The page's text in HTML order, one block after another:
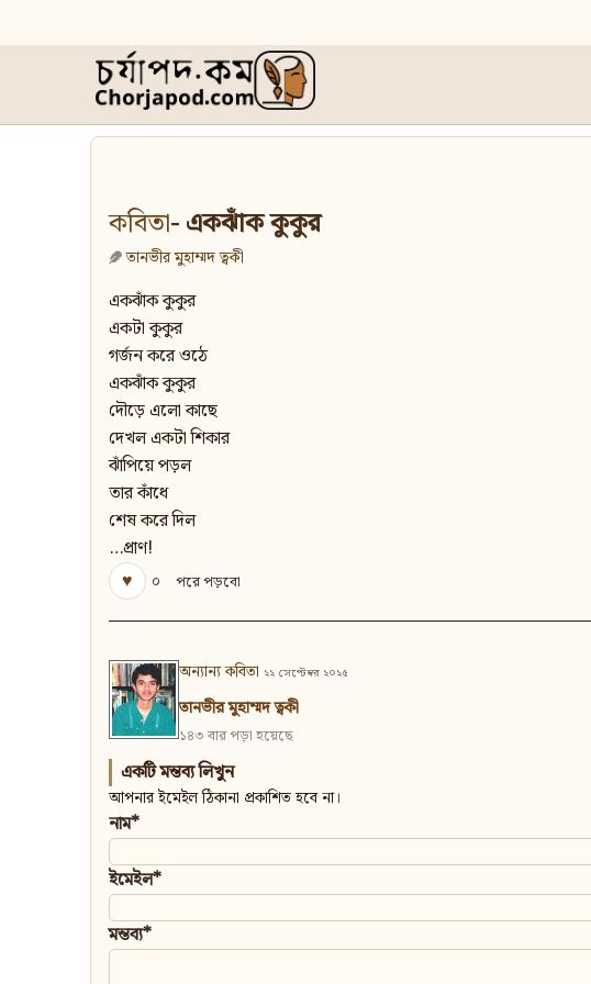
কবিতা- একঝাঁক কুকুর
তানভীর মুহাম্মদ ত্বকী
একঝাঁক কুকুর
একটা কুকুর
গর্জন করে ওঠে
একঝাঁক কুকুর
দৌড়ে এলো কাছে
দেখল একটা শিকার
ঝাঁপিয়ে পড়ল
তার কাঁধে
শেষ করে দিল
…প্রাণ!
♥
০ পরে পড়বো
অন্যান্য কবিতা ২২ সেপ্টেম্বর ২০২৫
তানভীর মুহাম্মদ ত্বকী
১৪৩ বার পড়া হয়েছে
একটি মন্তব্য লিখুন
আপনার ইমেইল ঠিকানা প্রকাশিত হবে না।
নাম*
ইমেইল*
মন্তব্য*